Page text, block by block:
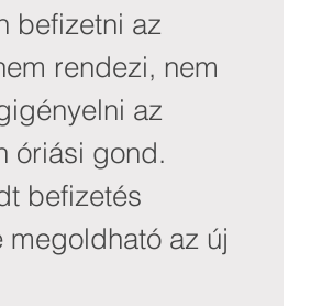
befizetni az
rendezi, nem
az
óriási gond.
befizetés
az új